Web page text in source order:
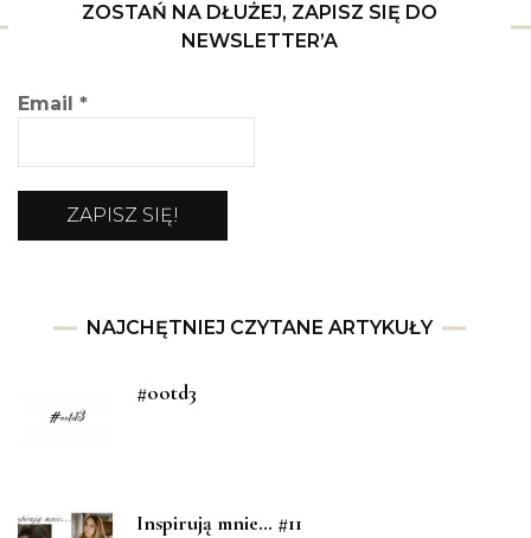
ZOSTAŃ NA DŁUŻEJ, ZAPISZ SIĘ DO
NEWSLETTER’A
Email *
NAJCHĘTNIEJ CZYTANE ARTYKUŁY
#ootd3
Inspirują mnie… #11